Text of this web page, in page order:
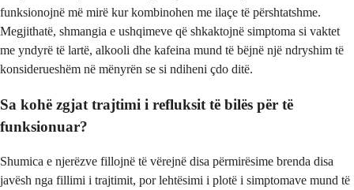
funksionojnë më mirë kur kombinohen me ilaçe të përshtatshme.
Megjithatë, shmangia e ushqimeve që shkaktojnë simptoma si vaktet
me yndyrë të lartë, alkooli dhe kafeina mund të bëjnë një ndryshim të
konsiderueshëm në mënyrën se si ndiheni çdo ditë.
Sa kohë zgjat trajtimi i refluksit të bilës për të
funksionuar?
Shumica e njerëzve fillojnë të vërejnë disa përmirësime brenda disa
javësh nga fillimi i trajtimit, por lehtësimi i plotë i simptomave mund të